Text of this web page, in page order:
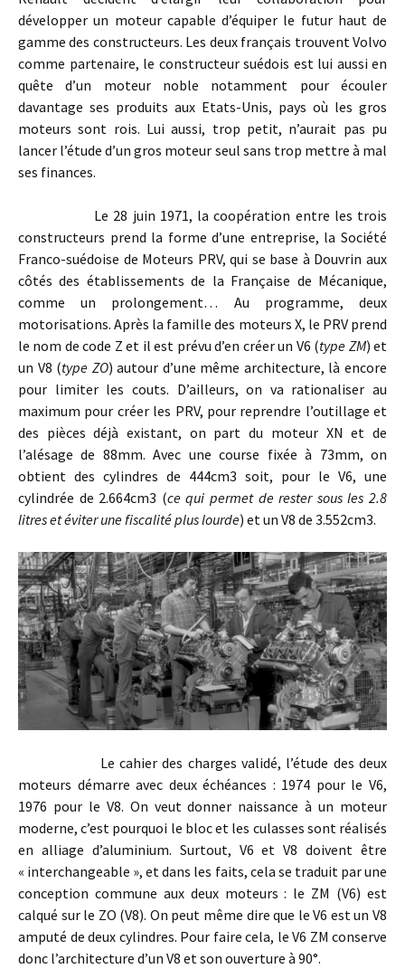
développer un moteur capable d’équiper le futur haut de
gamme des constructeurs. Les deux français trouvent Volvo
comme partenaire, le constructeur suédois est lui aussi en
quête d’un moteur noble notamment pour écouler
davantage ses produits aux Etats-Unis, pays où les gros
moteurs sont rois. Lui aussi, trop petit, n’aurait pas pu
lancer l’étude d’un gros moteur seul sans trop mettre à mal
ses finances.
Le 28 juin 1971, la coopération entre les trois
constructeurs prend la forme d’une entreprise, la Société
Franco-suédoise de Moteurs PRV, qui se base à Douvrin aux
côtés des établissements de la Française de Mécanique,
comme un prolongement… Au programme, deux
motorisations. Après la famille des moteurs X, le PRV prend
le nom de code Z et il est prévu d’en créer un V6 (type ZM) et
un V8 (type ZO) autour d’une même architecture, là encore
pour limiter les couts. D’ailleurs, on va rationaliser au
maximum pour créer les PRV, pour reprendre l’outillage et
des pièces déjà existant, on part du moteur XN et de
l’alésage de 88mm. Avec une course fixée à 73mm, on
obtient des cylindres de 444cm3 soit, pour le V6, une
cylindrée de 2.664cm3 (ce qui permet de rester sous les 2.8
litres et éviter une fiscalité plus lourde) et un V8 de 3.552cm3.
Le cahier des charges validé, l’étude des deux
moteurs démarre avec deux échéances : 1974 pour le V6,
1976 pour le V8. On veut donner naissance à un moteur
moderne, c’est pourquoi le bloc et les culasses sont réalisés
en alliage d’aluminium. Surtout, V6 et V8 doivent être
« interchangeable », et dans les faits, cela se traduit par une
conception commune aux deux moteurs : le ZM (V6) est
calqué sur le ZO (V8). On peut même dire que le V6 est un V8
amputé de deux cylindres. Pour faire cela, le V6 ZM conserve
donc l’architecture d’un V8 et son ouverture à 90°.